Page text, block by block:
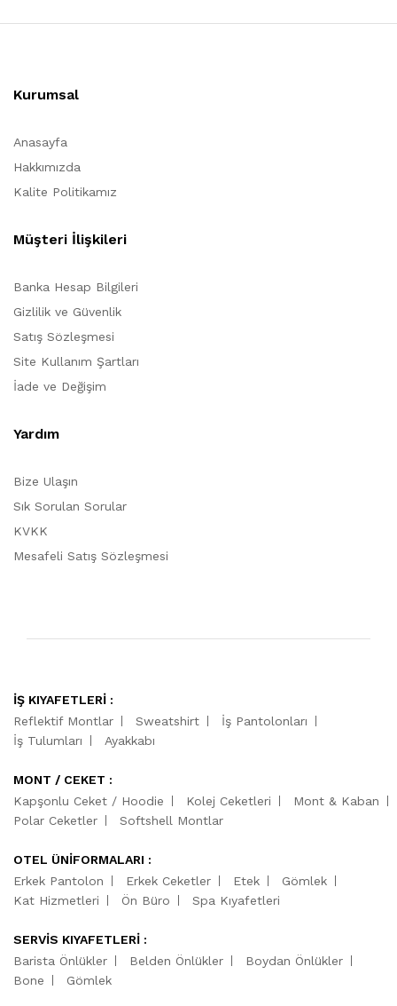
Kurumsal
Anasayfa
Hakkımızda
Kalite Politikamız
Müşteri İlişkileri
Banka Hesap Bilgileri
Gizlilik ve Güvenlik
Satış Sözleşmesi
Site Kullanım Şartları
İade ve Değişim
Yardım
Bize Ulaşın
Sık Sorulan Sorular
KVKK
Mesafeli Satış Sözleşmesi
İŞ KIYAFETLERİ :
Reflektif Montlar
Sweatshirt
İş Pantolonları
İş Tulumları
Ayakkabı
MONT / CEKET :
Kapşonlu Ceket / Hoodie
Kolej Ceketleri
Mont & Kaban
Polar Ceketler
Softshell Montlar
OTEL ÜNİFORMALARI :
Erkek Pantolon
Erkek Ceketler Etek
Gömlek
Kat Hizmetleri
Ön Büro Spa Kıyafetleri
SERVİS KIYAFETLERİ :
Barista Önlükler
Belden Önlükler
Boydan Önlükler
Bone
Gömlek